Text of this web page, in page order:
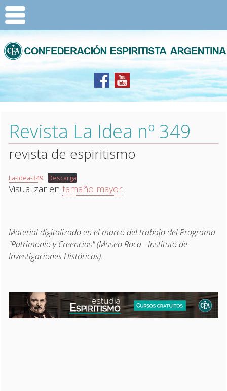
Revista La Idea nº 349
revista de espiritismo
La-Idea-349 Descarga
Visualizar entamaño mayor.
Material digitalizado en el marco del trabajo del Programa
"Patrimonio y Creencias" (Museo Roca - Instituto de
Investigaciones Históricas).